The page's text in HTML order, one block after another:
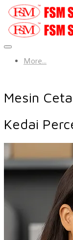
More...
Mesin
Kedai